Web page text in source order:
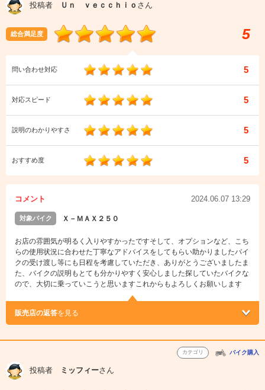
投稿者 Ｕｎ ｖｅｃｃｈｉｏ さん
総合満足度 5
問い合わせ対応 5
対応スピード 5
説明のわかりやすさ 5
おすすめ度 5
コメント 2024.06.07 13:29
対象バイク Ｘ－ＭＡＸ２５０
お店の雰囲気が明るく入りやすかったですそして、オプションなど、こち
らの使用状況に合わせた丁寧なアドバイスをしてもらい助かりましたバイ
クの受け渡し等にも日程を考慮していただき、ありがとうございましたま
た、バイクの説明もとても分かりやすく安心しました探していたバイクな
ので、大切に乗っていこうと思いますこれからもよろしくお願いします
販売店の返答を見る
カテゴリ バイク購入
投稿者 ミッフィーさん